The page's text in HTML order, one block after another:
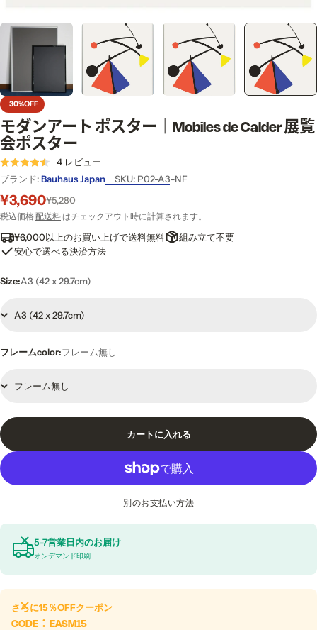
30%OFF
モダンアート ポスター｜Mobiles de Calder 展覧
会ポスター
4 レビュー
ブランド:Bauhaus Japan SKU: P02-A3-NF
セ
ー
ル
価
¥3,690
通
常
価
格
¥5,280
税込価格 配送料 はチェックアウト時に計算されます。
¥6,000以上のお買い上げで送料無料
組み立て不要
安心で選べる決済方法
Size:A3 (42 x 29.7cm)
フレームcolor:フレーム無し
カートに入れる
別のお支払い方法
5-7営業日内のお届け
オンデマンド印刷
さらに15％OFFクーポン
CODE： EASM15